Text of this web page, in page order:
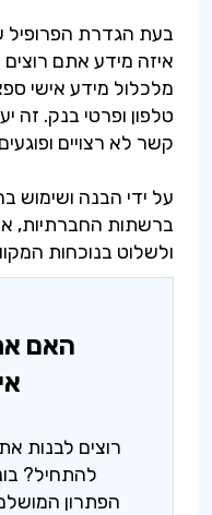
בעת הגדרת הפרופיל
איזה מידע אתם
מלכלול מידע אישי
טלפון ופרטי בנק. זה
קשר לא רצויים ופוגעים
על ידי הבנה ושימוש
ברשתות החברתיות,
ולשלוט בנוכחות
האם
רוצים לבנות
להתחיל?
הפתרון